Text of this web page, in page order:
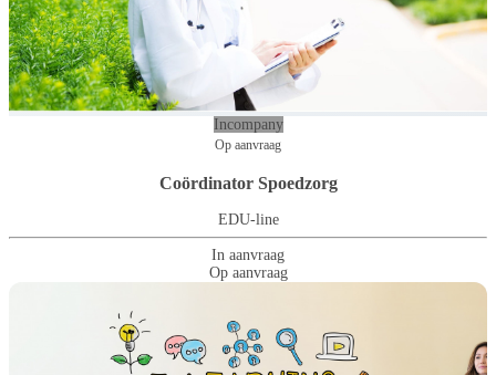
Incompany
Op aanvraag
Coördinator Spoedzorg
EDU-line
In aanvraag
Op aanvraag